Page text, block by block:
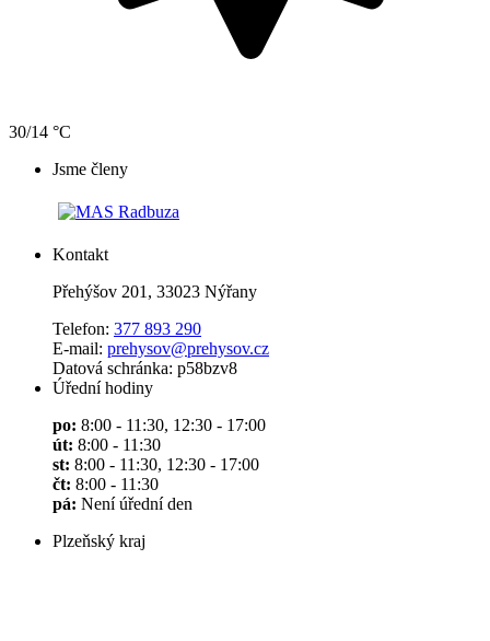
30/14 °C
Jsme členy
Kontakt
Přehýšov 201, 33023 Nýřany
Telefon: 377 893 290
E-mail: prehysov@prehysov.cz
Datová schránka: p58bzv8
Úřední hodiny
po: 8:00 - 11:30, 12:30 - 17:00
út: 8:00 - 11:30
st: 8:00 - 11:30, 12:30 - 17:00
čt: 8:00 - 11:30
pá: Není úřední den
Plzeňský kraj